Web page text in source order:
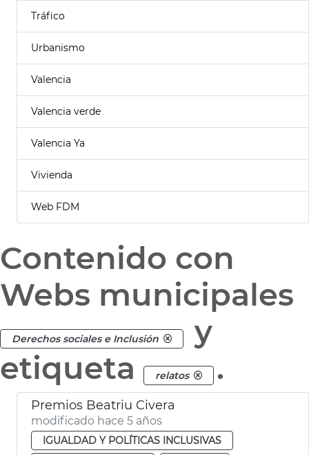
Tráfico
Urbanismo
Valencia
Valencia verde
Valencia Ya
Vivienda
Web FDM
Contenido con
Webs municipales
Derechos sociales e Inclusión
y
etiqueta
relatos .
Premios Beatriu Civera
modificado hace 5 años
IGUALDAD Y POLÍTICAS INCLUSIVAS